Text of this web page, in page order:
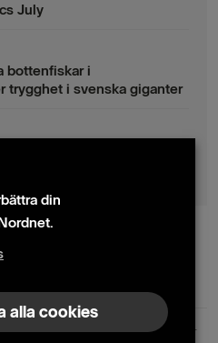
July
bottenfiskar i
trygghet i svenska giganter
AB (publ)
25 Stockholm | Reg. nr. 559073-6681
din
alla cookies